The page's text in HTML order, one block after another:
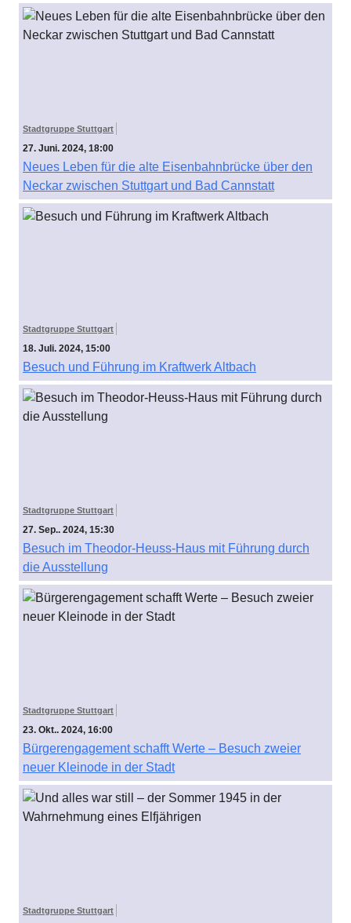
Stadtgruppe Stuttgart
27. Juni. 2024, 18:00
Neues Leben für die alte Eisenbahnbrücke über den
Neckar zwischen Stuttgart und Bad Cannstatt
Stadtgruppe Stuttgart
18. Juli. 2024, 15:00
Besuch und Führung im Kraftwerk Altbach
Stadtgruppe Stuttgart
27. Sep.. 2024, 15:30
Besuch im Theodor-Heuss-Haus mit Führung durch
die Ausstellung
Stadtgruppe Stuttgart
23. Okt.. 2024, 16:00
Bürgerengagement schafft Werte – Besuch zweier
neuer Kleinode in der Stadt
Stadtgruppe Stuttgart